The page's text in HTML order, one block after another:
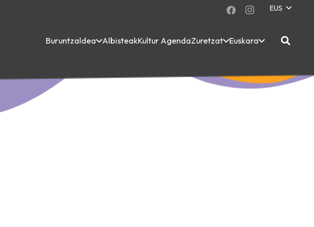
EUS
Buruntzaldea AlbisteakKultur AgendaZuretzat Euskara